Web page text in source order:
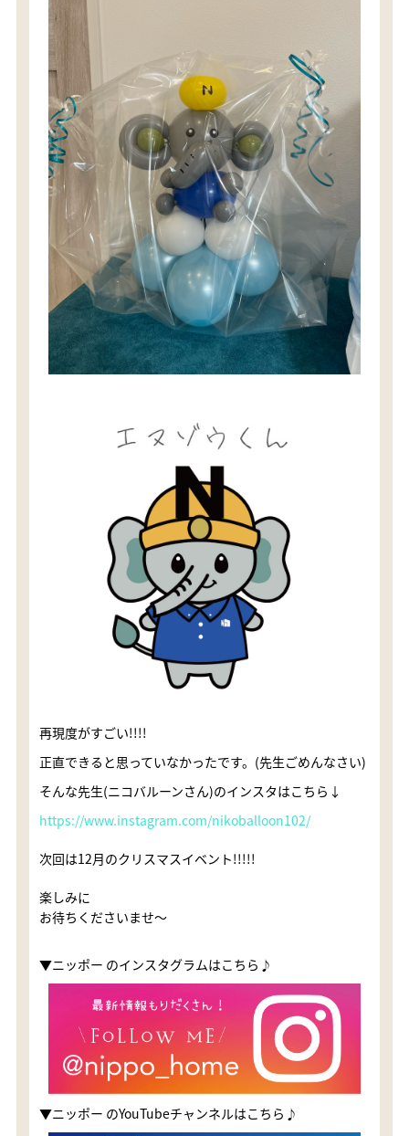
再現度がすごい!!!!
正直できると思っていなかったです。(先生ごめんなさい)
そんな先生(ニコバルーンさん)のインスタはこちら↓
https://www.instagram.com/nikoballoon102/
次回は12月のクリスマスイベント!!!!!
楽しみに
お待ちくださいませ〜
▼ニッポー のインスタグラムはこちら♪
▼ニッポー のYouTubeチャンネルはこちら♪